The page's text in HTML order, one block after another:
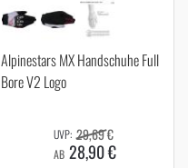
Alpinestars MX Handschuhe Full
Bore V2 Logo
AB 28,90 €
29,69 €